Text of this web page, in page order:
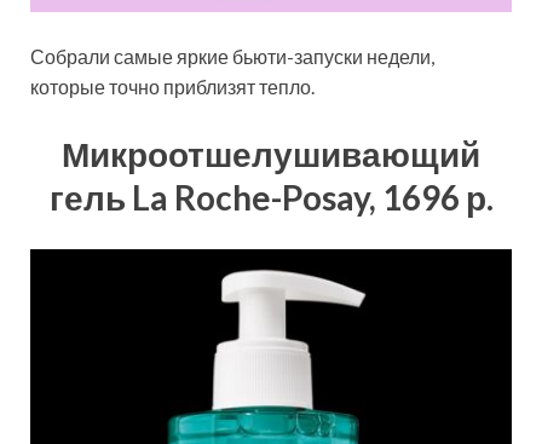
Собрали самые яркие бьюти-запуски недели,
которые точно приблизят тепло.
Микроотшелушивающий
гель La Roche-Posay, 1696 р.